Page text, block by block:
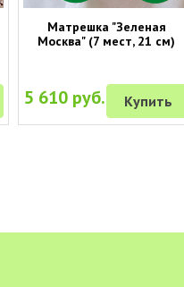
Матрешка "Зеленая
Москва" (7 мест, 21 см)
5 610 руб. Купить